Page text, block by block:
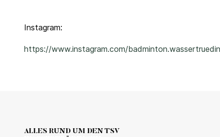
Instagram:
https://www.instagram.com/
ALLES RUND UM DEN TSV